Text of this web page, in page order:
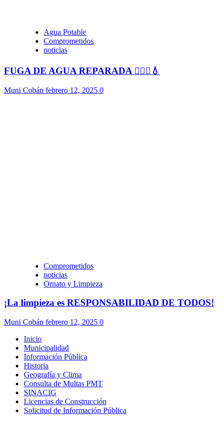
Agua Potable
Comprometidos
noticias
FUGA DE AGUA REPARADA 👷🏻‍♂️💧
Muni Cobán febrero 12, 2025 0
Comprometidos
noticias
Ornato y Limpieza
¡La limpieza es RESPONSABILIDAD DE TODOS!
Muni Cobán febrero 12, 2025 0
Inicio
Municipalidad
Información Pública
Historia
Geografía y Clima
Consulta de Multas PMT
SINACIG
Licencias de Construcción
Solicitud de Información Pública